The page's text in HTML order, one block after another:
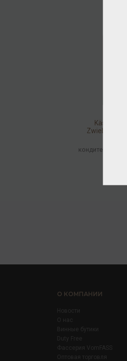
Zwiebel &
кондитерские
О КОМПАНИИ
Новости
О нас
Винные бутики
Duty Free
Фассерия VomFASS
Оптовая торговля